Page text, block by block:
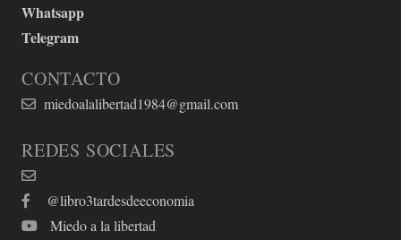
Whatsapp
Telegram
CONTACTO
miedoalalibertad1984@gmail.com
REDES SOCIALES
@libro3tardesdeeconomia
Miedo a la libertad